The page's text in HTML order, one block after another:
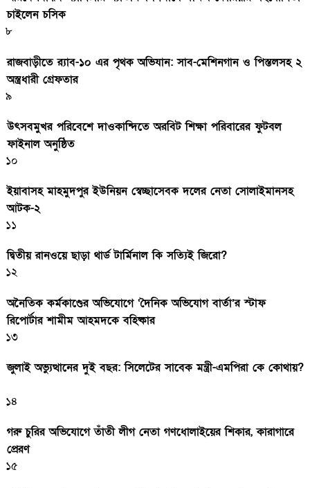
চাইলেন চসিক
৮
রাজবাড়ীতে র‍্যাব-১০ এর পৃথক অভিযান: সাব-মেশিনগান ও পিস্তলসহ ২
অস্ত্রধারী গ্রেফতার
৯
উৎসবমুখর পরিবেশে দাওকান্দিতে অরবিট শিক্ষা পরিবারের ফুটবল
ফাইনাল অনুষ্ঠিত
১০
ইয়াবাসহ মাহমুদপুর ইউনিয়ন স্বেচ্ছাসেবক দলের নেতা সোলাইমানসহ
আটক-২
১১
দ্বিতীয় রানওয়ে ছাড়া থার্ড টার্মিনাল কি সত্যিই জিরো?
১২
অনৈতিক কর্মকাণ্ডের অভিযোগে ‘দৈনিক অভিযোগ বার্তা’র স্টাফ
রিপোর্টার শামীম আহমদকে বহিষ্কার
১৩
জুলাই অভ্যুত্থানের দুই বছর: সিলেটের সাবেক মন্ত্রী-এমপিরা কে কোথায়?
১৪
গরু চুরির অভিযোগে তাঁতী লীগ নেতা গণধোলাইয়ের শিকার, কারাগারে
প্রেরণ
১৫